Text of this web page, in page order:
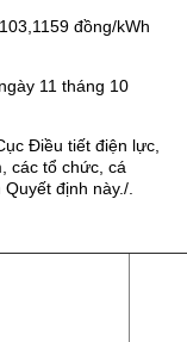
đồng/kWh
11 tháng 10
Điều tiết điện lực,
các tổ chức, cá
định này./.